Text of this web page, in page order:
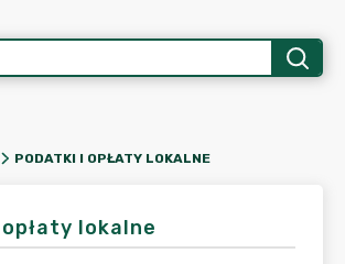
PODATKI I OPŁATY LOKALNE
lokalne